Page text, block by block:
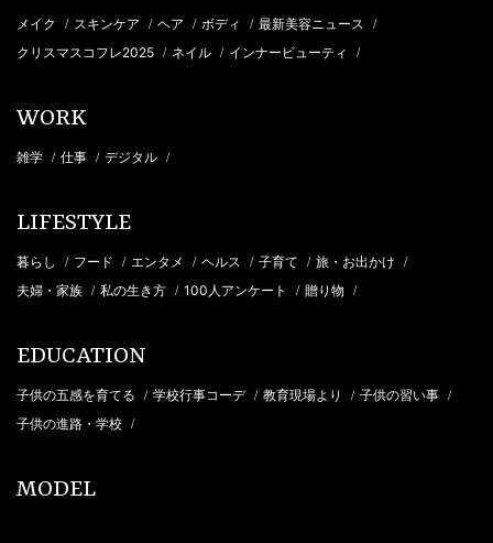
メイク / スキンケア / ヘア / ボディ / 最新美容ニュース /
クリスマスコフレ2025 / ネイル / インナービューティ /
WORK
雑学 / 仕事 / デジタル /
LIFESTYLE
暮らし / フード / エンタメ / ヘルス / 子育て / 旅・お出かけ /
夫婦・家族 / 私の生き方 / 100人アンケート / 贈り物 /
EDUCATION
子供の五感を育てる / 学校行事コーデ / 教育現場より / 子供の習い事 /
子供の進路・学校 /
MODEL